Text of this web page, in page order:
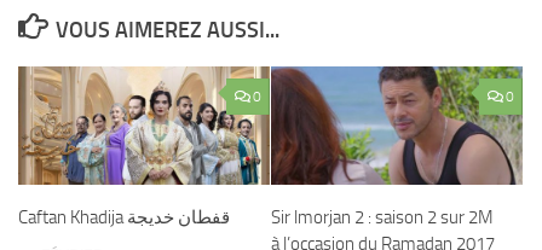
VOUS AIMEREZ AUSSI...
0
Caftan Khadija قفطان خديجة
0
Sir lmorjan 2 : saison 2 sur 2M
à l’occasion du Ramadan 2017